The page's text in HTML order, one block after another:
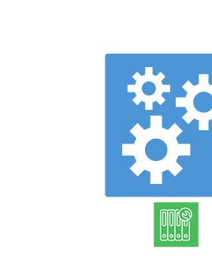
mehr